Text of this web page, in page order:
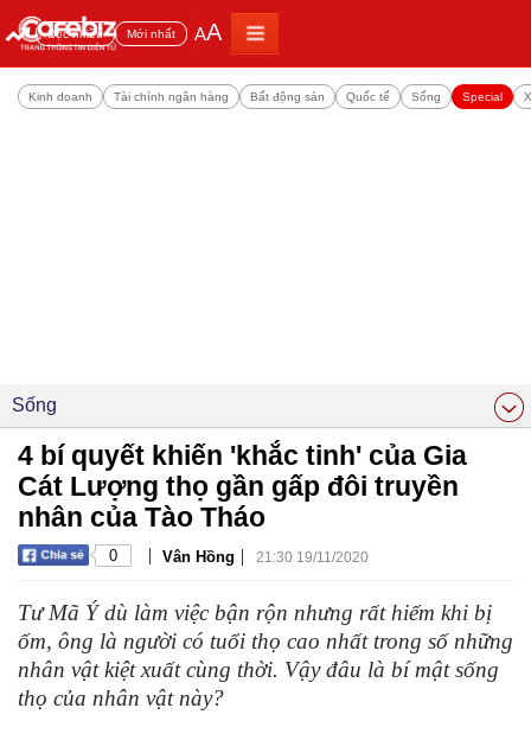
Đọc nhiều Mới nhất AA
Kinh doanh Tài chính ngân hàng Bất động sản Quốc tế Sống Special
Sống
4 bí quyết khiến 'khắc tinh' của Gia
Cát Lượng thọ gần gấp đôi truyền
nhân của Tào Tháo
0 | Vân Hồng | 21:30 19/11/2020
Tư Mã Ý dù làm việc bận rộn nhưng rất hiếm khi bị
ốm, ông là người có tuổi thọ cao nhất trong số những
nhân vật kiệt xuất cùng thời. Vậy đâu là bí mật sống
thọ của nhân vật này?